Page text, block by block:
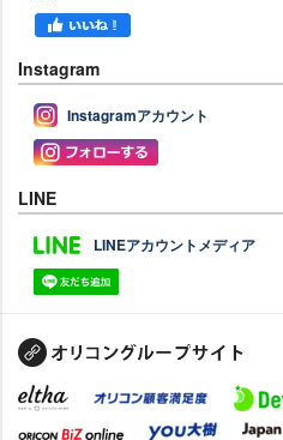
Instagram
Instagramアカウント
LINE
LINEアカウントメディア